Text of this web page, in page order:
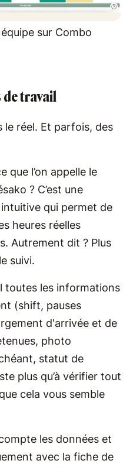
sur Combo
de travail
le réel. Et parfois, des
que l’on appelle le
? C’est une
qui permet de
heures réelles
Autrement dit ? Plus
suivi.
toutes les informations
(shift, pauses
d'arrivée et de
photo
statut de
plus qu’à vérifier tout
cela vous semble
les données et
avec la fiche de